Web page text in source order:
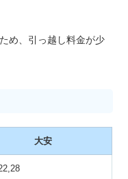
め、引っ越し料金が少
大安